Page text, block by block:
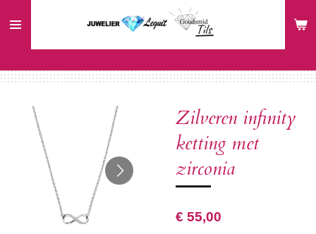
direct
hoofdinhoud
Zilveren infinity
ketting met
zirconia
€ 55,00